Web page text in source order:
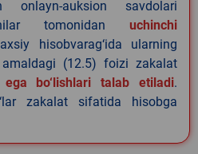
onlayn-auksion savdolari
tomonidan uchinchi
hisobvarag‘ida ularning
(12.5) foizi zakalat
ega bo‘lishlari talab etiladi.
zakalat sifatida hisobga